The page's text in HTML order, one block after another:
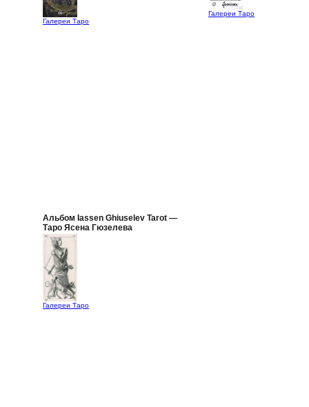
Галереи Таро
Галереи Таро
Альбом Iassen Ghiuselev Tarot —
Таро Ясена Гюзелева
Галереи Таро